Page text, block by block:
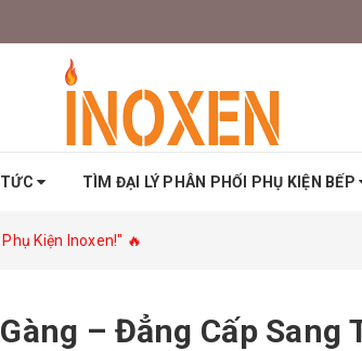
TÌM ĐẠI LÝ PHÂN PHỐI PHỤ KIỆN BẾP
Kiện Inoxen!" 🔥
– Đẳng Cấp